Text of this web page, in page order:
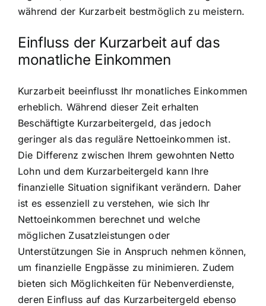
während der Kurzarbeit bestmöglich zu meistern.
Einfluss der Kurzarbeit auf das
monatliche Einkommen
Kurzarbeit beeinflusst Ihr monatliches Einkommen
erheblich. Während dieser Zeit erhalten
Beschäftigte Kurzarbeitergeld, das jedoch
geringer als das reguläre Nettoeinkommen ist.
Die Differenz zwischen Ihrem gewohnten Netto
Lohn und dem Kurzarbeitergeld kann Ihre
finanzielle Situation signifikant verändern. Daher
ist es essenziell zu verstehen, wie sich Ihr
Nettoeinkommen berechnet und welche
möglichen Zusatzleistungen oder
Unterstützungen Sie in Anspruch nehmen können,
um finanzielle Engpässe zu minimieren. Zudem
bieten sich Möglichkeiten für Nebenverdienste,
deren Einfluss auf das Kurzarbeitergeld ebenso